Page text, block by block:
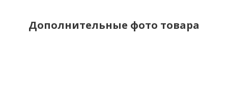
Дополнительные фото товара